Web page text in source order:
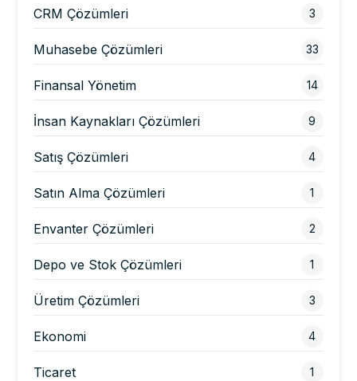
CRM Çözümleri 3
Muhasebe Çözümleri 33
Finansal Yönetim 14
İnsan Kaynakları Çözümleri 9
Satış Çözümleri 4
Satın Alma Çözümleri 1
Envanter Çözümleri 2
Depo ve Stok Çözümleri 1
Üretim Çözümleri 3
Ekonomi 4
Ticaret 1